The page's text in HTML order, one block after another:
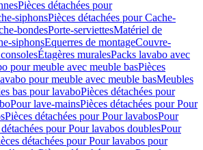
Pièces détachées pour
siphonsPièces détachées pour Cache-
bondesPorte-serviettesMatériel de
siphonsEquerres de montageCouvre-
Étagères muralesPacks lavabo avec
pour meuble avec meuble basPièces
pour meuble avec meuble basMeubles
bas pour lavaboPièces détachées pour
Pour lave-mainsPièces détachées pour Pour
Pièces détachées pour Pour lavabosPour
pour Pour lavabos doublesPour
détachées pour Pour lavabos pour